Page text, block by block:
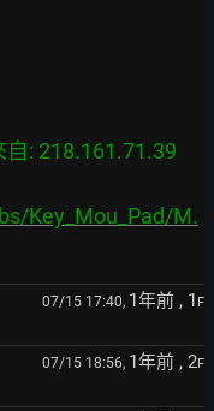
: 218.161.71.39
Key_Mou_Pad/M.
07/15 17:40, 1年前 , 1 F
07/15 18:56, 1年前 , 2F